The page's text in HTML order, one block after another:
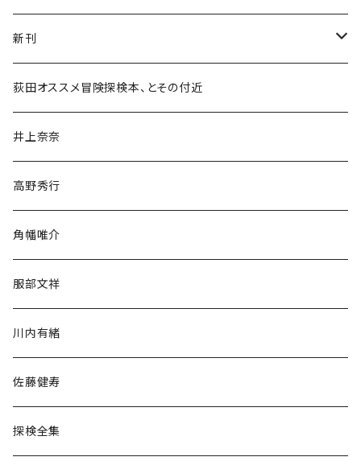
新刊
和書
文学・小説・物語
随筆・ノンフィクション・その他
民族・風習
言語・ことば
荻田オススメ冒険探検本、とその付近
井上奈奈
高野秀行
角幡唯介
服部文祥
川内有緒
佐藤健寿
探検全集